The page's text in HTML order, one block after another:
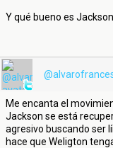
Y qué bueno es
Me encanta el
Jackson se está
agresivo buscando ser
hace que Weligton